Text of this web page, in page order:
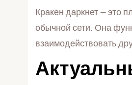
Кракен даркнет — это
обычной сети. Она
взаимодействовать